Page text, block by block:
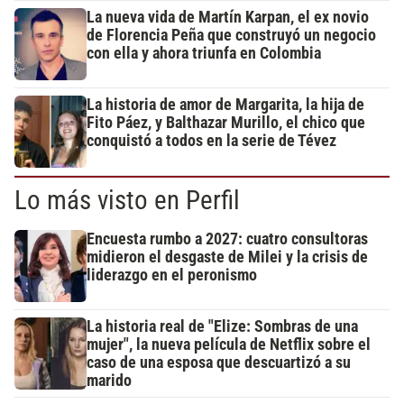
La nueva vida de Martín Karpan, el ex novio
de Florencia Peña que construyó un negocio
con ella y ahora triunfa en Colombia
La historia de amor de Margarita, la hija de
Fito Páez, y Balthazar Murillo, el chico que
conquistó a todos en la serie de Tévez
Lo más visto en Perfil
Encuesta rumbo a 2027: cuatro consultoras
midieron el desgaste de Milei y la crisis de
liderazgo en el peronismo
La historia real de "Elize: Sombras de una
mujer", la nueva película de Netflix sobre el
caso de una esposa que descuartizó a su
marido